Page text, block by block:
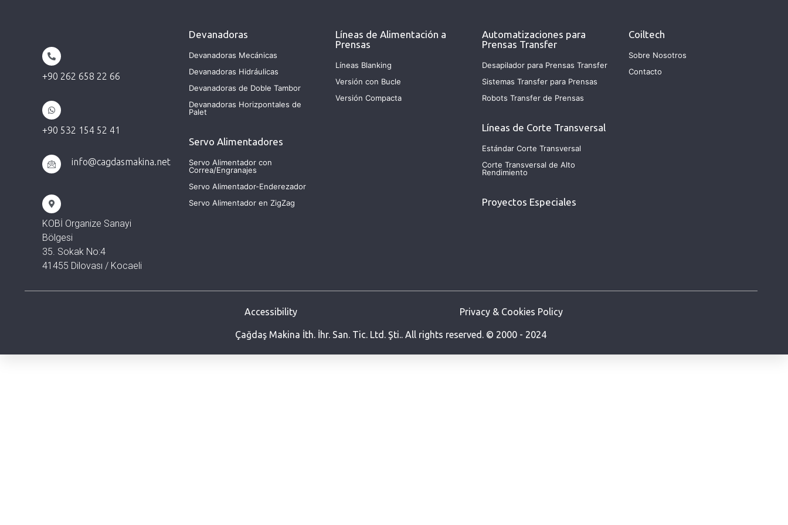
+90 262 658 22 66
+90 532 154 52 41
info@cagdasmakina.net
KOBİ Organize Sanayi
Bölgesi
35. Sokak No:4
41455 Dilovası / Kocaeli
Devanadoras
Devanadoras Mecánicas
Devanadoras Hidráulicas
Devanadoras de Doble Tambor
Devanadoras Horizpontales de
Palet
Servo Alimentadores
Servo Alimentador con
Correa/Engranajes
Servo Alimentador-Enderezador
Servo Alimentador en ZigZag
Líneas de Alimentación a
Prensas
Líneas Blanking
Versión con Bucle
Versión Compacta
Automatizaciones para
Prensas Transfer
Desapilador para Prensas Transfer
Sistemas Transfer para Prensas
Robots Transfer de Prensas
Líneas de Corte Transversal
Estándar Corte Transversal
Corte Transversal de Alto
Rendimiento
Proyectos Especiales
Coiltech
Sobre Nosotros
Contacto
Accessibility Privacy & Cookies Policy
Çağdaş Makina İth. İhr. San. Tic. Ltd. Şti.. All rights reserved. © 2000 - 2024